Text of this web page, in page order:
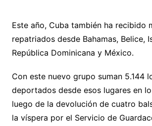
Este año, Cuba también ha recibido
repatriados desde Bahamas, Belice,
República Dominicana y México.
Con este nuevo grupo suman 5.144
deportados desde esos lugares en
luego de la devolución de cuatro
la víspera por el Servicio de